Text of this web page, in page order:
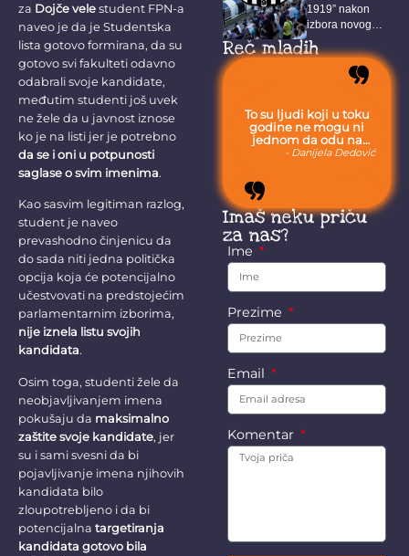
za Dojče vele student FPN-a
naveo je da je Studentska
lista gotovo formirana, da su
gotovo svi fakulteti odavno
odabrali svoje kandidate,
međutim studenti još uvek
ne žele da u javnost iznose
ko je na listi jer je potrebno
da se i oni u potpunosti
saglase o svim imenima.
Kao sasvim legitiman razlog,
student je naveo
prevashodno činjenicu da
do sada niti jedna politička
opcija koja će potencijalno
učestvovati na predstojećim
parlamentarnim izborima,
nije iznela listu svojih
kandidata.
Osim toga, studenti žele da
neobjavljivanjem imena
pokušaju da maksimalno
zaštite svoje kandidate, jer
su i sami svesni da bi
pojavljivanje imena njihovih
kandidata bilo
zloupotrebljeno i da bi
potencijalna targetiranja
kandidata gotovo bila
1919” nakon
izbora novog
predsednika i...
Reč mladih
To su ljudi koji u toku
godine ne mogu ni
jednom da odu na
more, jer moraju da
- Danijela Dedović
Imaš neku priču
za nas?
Ime
Prezime
Email
Komentar